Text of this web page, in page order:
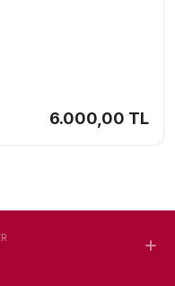
6.000,00 TL